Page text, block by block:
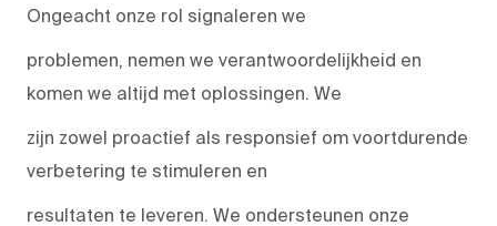
Ongeacht onze rol signaleren we
problemen, nemen we verantwoordelijkheid en
komen we altijd met oplossingen. We
zijn zowel proactief als responsief om voortdurende
verbetering te stimuleren en
resultaten te leveren. We ondersteunen onze